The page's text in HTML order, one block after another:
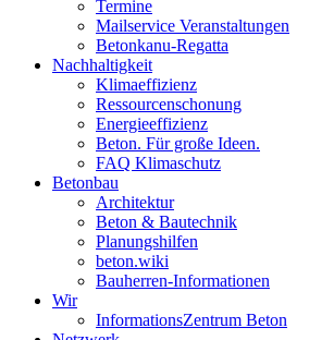
Termine
Mailservice Veranstaltungen
Betonkanu-Regatta
Nachhaltigkeit
Klimaeffizienz
Ressourcenschonung
Energieeffizienz
Beton. Für große Ideen.
FAQ Klimaschutz
Betonbau
Architektur
Beton & Bautechnik
Planungshilfen
beton.wiki
Bauherren-Informationen
Wir
InformationsZentrum Beton